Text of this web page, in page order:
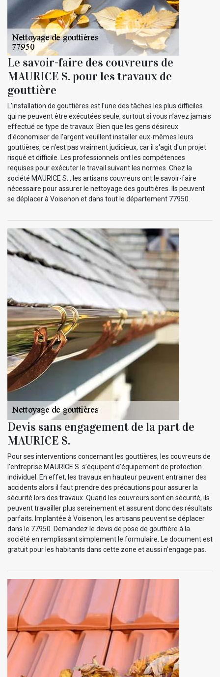
Le savoir-faire des couvreurs de
MAURICE S. pour les travaux de
gouttière
L'installation de gouttières est l'une des tâches les plus difficiles
qui ne peuvent être exécutées seule, surtout si vous n’avez jamais
effectué ce type de travaux. Bien que les gens désireux
d'économiser de l'argent veuillent installer eux-mêmes leurs
gouttières, ce n'est pas vraiment judicieux, car il s'agit d'un projet
risqué et difficile. Les professionnels ont les compétences
requises pour exécuter le travail suivant les normes. Chez la
société MAURICE S. , les artisans couvreurs ont le savoir-faire
nécessaire pour assurer le nettoyage des gouttières. Ils peuvent
se déplacer à Voisenon et dans tout le département 77950.
Devis sans engagement de la part de
MAURICE S.
Pour ses interventions concernant les gouttières, les couvreurs de
l’entreprise MAURICE S. s’équipent d’équipement de protection
individuel. En effet, les travaux en hauteur peuvent entrainer des
accidents alors il faut prendre des précautions pour assurer la
sécurité lors des travaux. Quand les couvreurs sont en sécurité, ils
peuvent travailler plus sereinement et assurent donc des résultats
parfaits. Implantée à Voisenon, les artisans peuvent se déplacer
dans le 77950. Demandez le devis de pose de gouttière à la
société en remplissant simplement le formulaire. Le document est
gratuit pour les habitants dans cette zone et aussi n’engage pas.